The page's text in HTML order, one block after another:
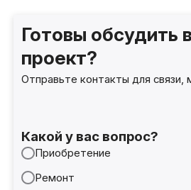
Готовы обсудить
проект?
Отправьте контакты для
Какой у вас вопрос?
Приобретение
Ремонт